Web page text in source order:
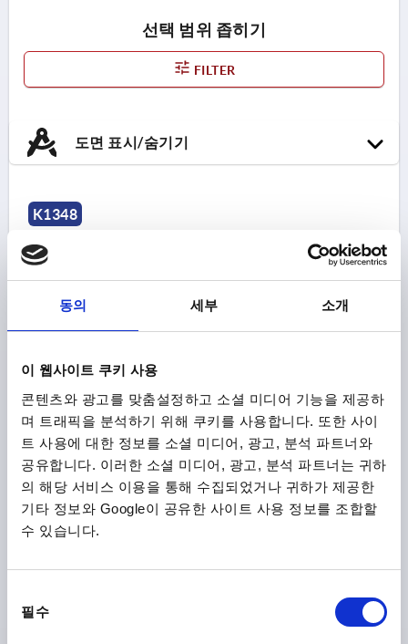
동의 세부 소개
이 웹사이트 쿠키 사용
콘텐츠와 광고를 맞춤설정하고 소셜 미디어 기능을 제공하
며 트래픽을 분석하기 위해 쿠키를 사용합니다. 또한 사이
트 사용에 대한 정보를 소셜 미디어, 광고, 분석 파트너와
공유합니다. 이러한 소셜 미디어, 광고, 분석 파트너는 귀하
의 해당 서비스 이용을 통해 수집되었거나 귀하가 제공한
기타 정보와 Google이 공유한 사이트 사용 정보를 조합할
수 있습니다.
필수
선택 범위 좁히기
FILTER
도면 표시/숨기기
K1348
힌지 47X60, 스테인레스 스틸 A4 광택처리, 구성 요소:스테
길이=47 좌측 보어 홀 간격=30 좌측 윙 길이=40
너비=60
B2=40
B3=10 D1=5,3 D2=6,5 H=19,5 H1=6
주문 번호:K1348.0540073000
₩58,140
부가세 별도
배송비 별도
제품 상세 정보